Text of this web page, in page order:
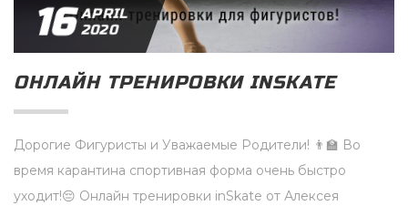
16 APRIL
2020
ОНЛАЙН ТРЕНИРОВКИ INSKATE
Дорогие Фигуристы и Уважаемые Родители! 👨‍🏫 Во
время карантина спортивная форма очень быстро
уходит!😔 Онлайн тренировки inSkate от Алексея